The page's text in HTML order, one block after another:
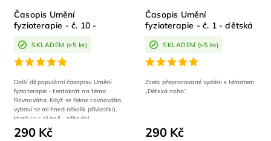
Časopis Umění
fyzioterapie - č. 10 -
SKLADEM (>5 ks)
290 Kč
Další díl populární časopisu Umění
fyzioterapie - tentokrát na téma
Rovnováha. Když se řekne rovnováha,
vybaví se mi hned několik přívlastků,
které se s ní pojí – přírodní,...
Časopis Umění
fyzioterapie - č. 1 - dětská
SKLADEM (>5 ks)
290 Kč
Zcela přepracované vydání s tématem
„Dětská noha“.